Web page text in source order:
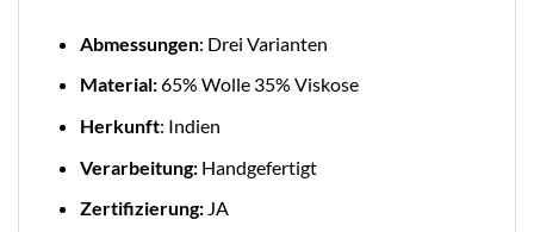
Abmessungen: Drei Varianten
Material:65% Wolle 35% Viskose
Herkunft: Indien
Verarbeitung: Handgefertigt
Zertifizierung:JA